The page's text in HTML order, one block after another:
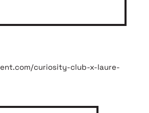
curiosity-club-x-laure-